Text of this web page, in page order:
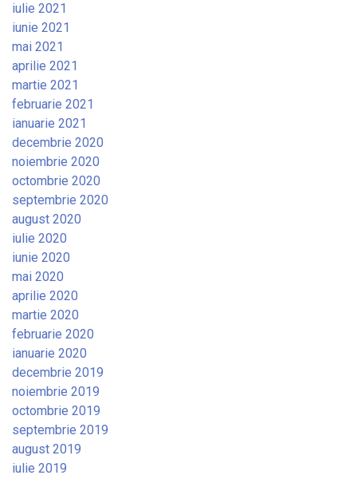
iulie 2021
iunie 2021
mai 2021
aprilie 2021
martie 2021
februarie 2021
ianuarie 2021
decembrie 2020
noiembrie 2020
octombrie 2020
septembrie 2020
august 2020
iulie 2020
iunie 2020
mai 2020
aprilie 2020
martie 2020
februarie 2020
ianuarie 2020
decembrie 2019
noiembrie 2019
octombrie 2019
septembrie 2019
august 2019
iulie 2019